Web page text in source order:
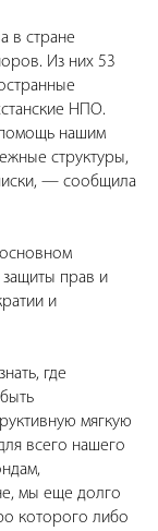
в стране
Из них 53
НПО.
нашим
структуры,
— сообщила
прав и
и
где
мягкую
всего нашего
мы еще долго
которого либо